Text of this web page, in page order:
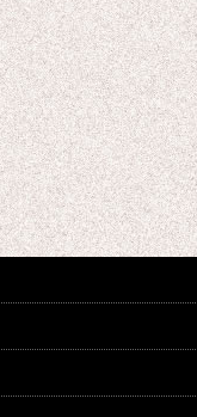
絞り込む